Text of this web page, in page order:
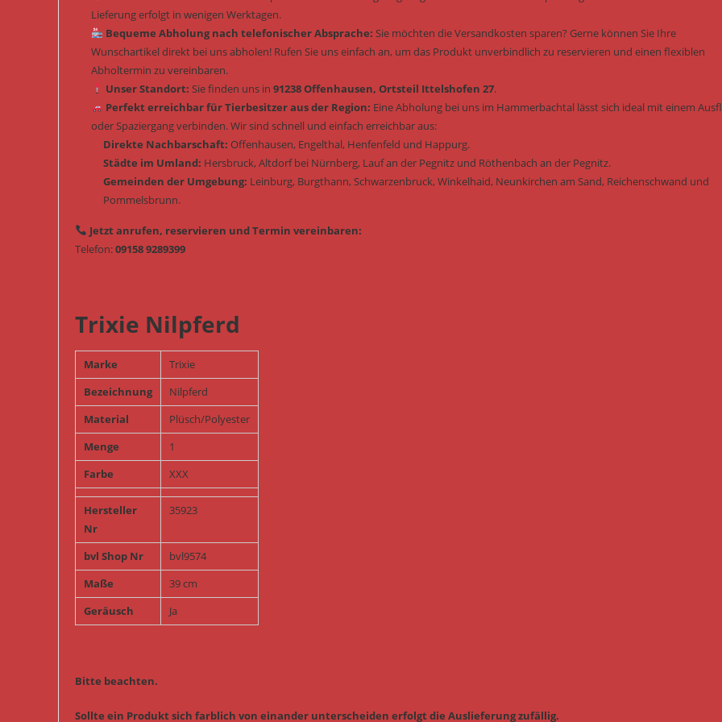
Lieferung erfolgt in wenigen Werktagen.
Bequeme Abholung nach telefonischer Absprache: Sie möchten die Versandkosten sparen? Gerne können Sie Ihre
Wunschartikel direkt bei uns abholen! Rufen Sie uns einfach an, um das Produkt unverbindlich zu reservieren und einen flexiblen
Abholtermin zu vereinbaren.
Unser Standort: Sie finden uns in 91238 Offenhausen, Ortsteil Ittelshofen 27.
Perfekt erreichbar für Tierbesitzer aus der Region: Eine Abholung bei uns im Hammerbachtal lässt sich ideal mit einem
oder Spaziergang verbinden. Wir sind schnell und einfach erreichbar aus:
Direkte Nachbarschaft: Offenhausen, Engelthal, Henfenfeld und Happurg.
Städte im Umland: Hersbruck, Altdorf bei Nürnberg, Lauf an der Pegnitz und Röthenbach an der Pegnitz.
Gemeinden der Umgebung: Leinburg, Burgthann, Schwarzenbruck, Winkelhaid, Neunkirchen am Sand, Reichenschwand und
Pommelsbrunn.
Jetzt anrufen, reservieren und Termin vereinbaren:
Telefon:09158 9289399
Trixie Nilpferd
Marke
Trixie
Bezeichnung
Nilpferd
Material
Plüsch/Polyester
Menge
1
Farbe
XXX
Hersteller
Nr
35923
bvl Shop Nr
bvl9574
Maße
39 cm
Geräusch
Ja
Bitte beachten.
Sollte ein Produkt sich farblich von einander unterscheiden erfolgt die Auslieferung zufällig.